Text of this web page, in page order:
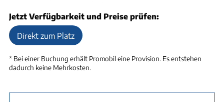
Jetzt Verfügbarkeit und Preise prüfen:
Direkt zum Platz
* Bei einer Buchung erhält Promobileine Provision. Es entstehen
dadurch keine Mehrkosten.